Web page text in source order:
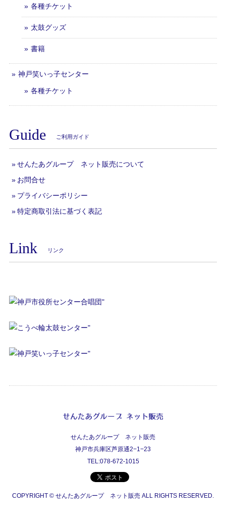
各種チケット
太鼓グッズ
書籍
神戸笑いっ子センター
各種チケット
Guide ご利用ガイド
せんたあグループ ネット販売について
お問合せ
プライバシーポリシー
特定商取引法に基づく表記
Link リンク
せんたあグループ ネット販売
神戸市兵庫区芦原通2−1−23
TEL:078-672-1015
COPYRIGHT © せんたあグループ ネット販売 ALL RIGHTS RESERVED.